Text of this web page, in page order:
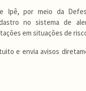
Ipê, por meio da
no sistema de
em situações de
e envia avisos